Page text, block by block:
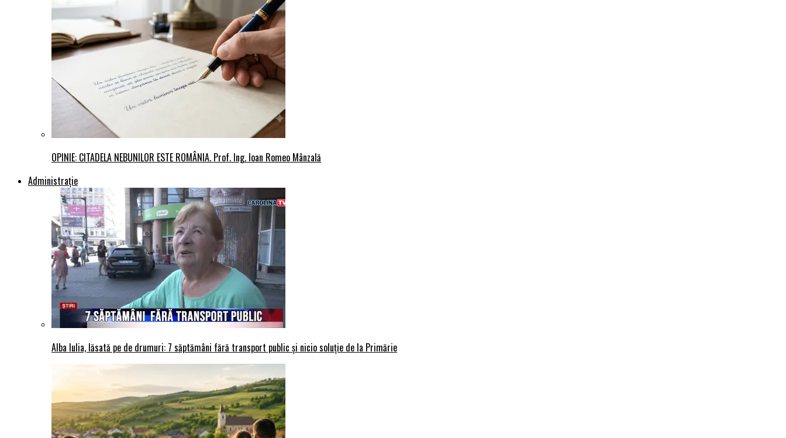
OPINIE: CITADELA NEBUNILOR ESTE ROMÂNIA. Prof. Ing. Ioan Romeo Mânzală
Administraţie
Alba Iulia, lăsată pe de drumuri: 7 săptămâni fără transport public și nicio soluție de la Primărie